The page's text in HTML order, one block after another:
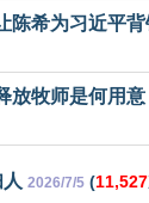
陈希为习近平背
放牧师是何用意
2026/7/5 (11,527